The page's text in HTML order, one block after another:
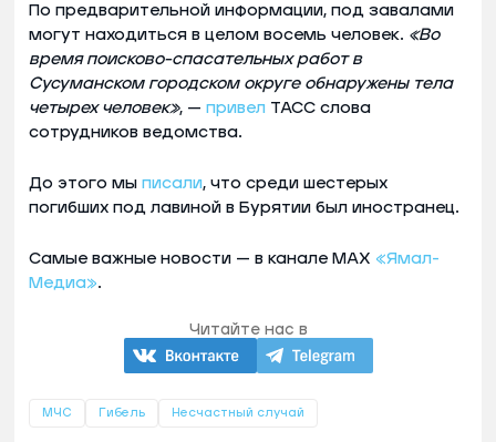
По предварительной информации, под завалами
могут находиться в целом восемь человек. «Во
время поисково-спасательных работ в
Сусуманском городском округе обнаружены тела
четырех человек», — привел ТАСС слова
сотрудников ведомства.
До этого мы писали, что среди шестерых
погибших под лавиной в Бурятии был иностранец.
Самые важные новости — в канале MAX «Ямал-
Медиа».
Читайте нас в
МЧС Гибель Несчастный случай